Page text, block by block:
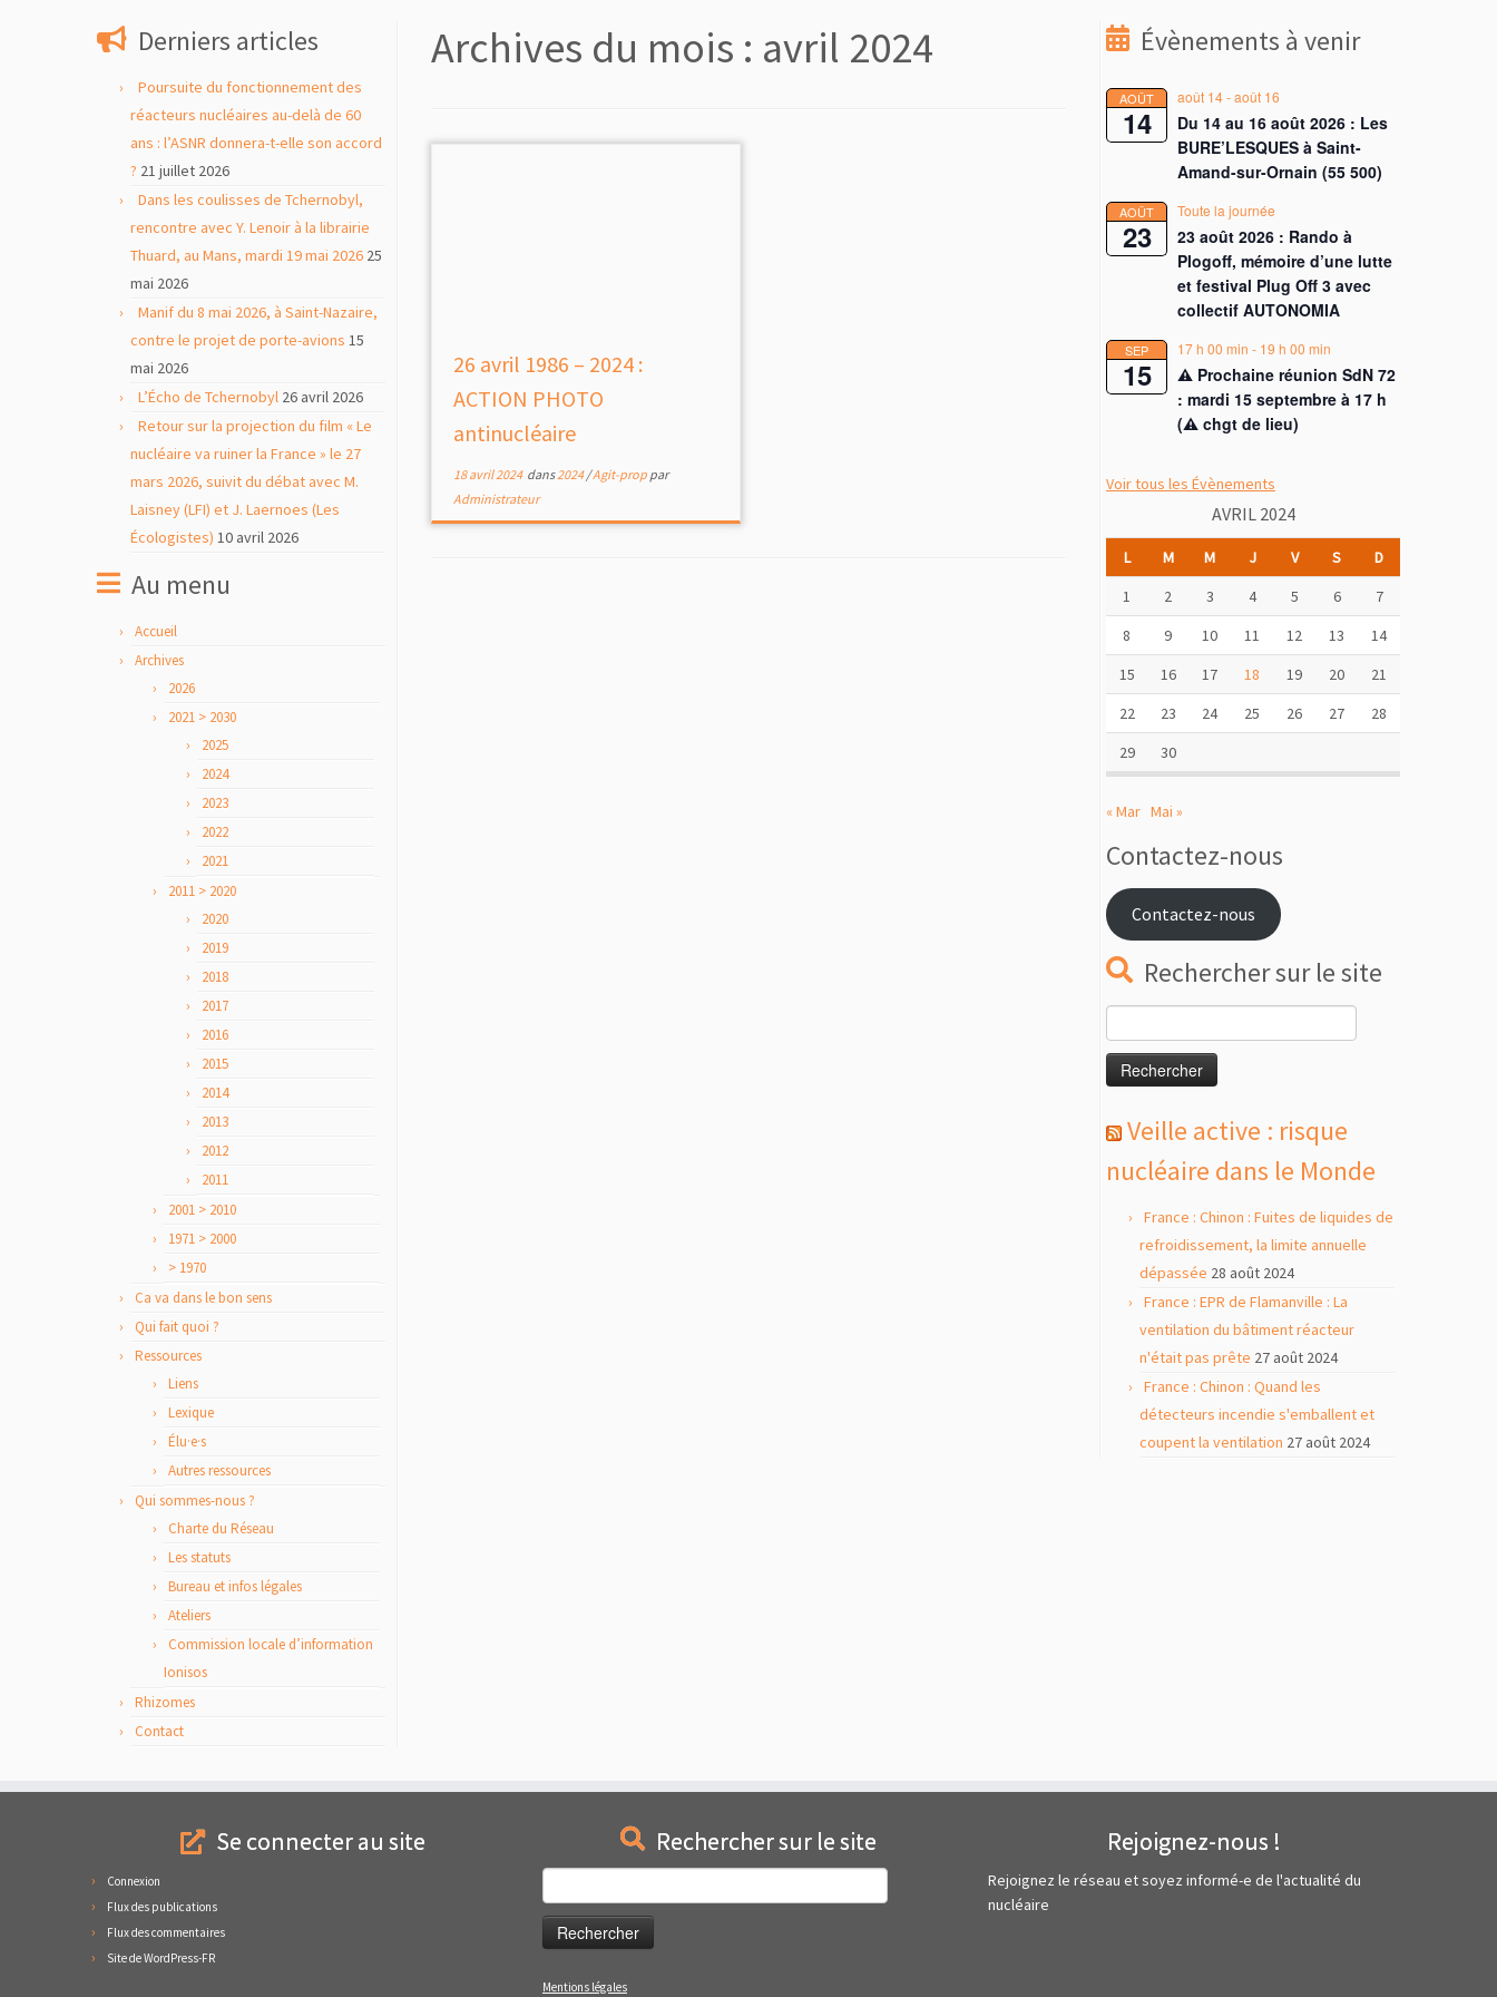
Derniers articles
Poursuite du fonctionnement des
réacteurs nucléaires au-delà de 60
ans : l’ASNR donnera-t-elle son accord
? 21 juillet 2026
Dans les coulisses de Tchernobyl,
rencontre avec Y. Lenoir à la librairie
Thuard, au Mans, mardi 19 mai 2026 25
mai 2026
Manif du 8 mai 2026, à Saint-Nazaire,
contre le projet de porte-avions 15
mai 2026
L’Écho de Tchernobyl 26 avril 2026
Retour sur la projection du film « Le
nucléaire va ruiner la France » le 27
mars 2026, suivit du débat avec M.
Laisney (LFI) et J. Laernoes (Les
Écologistes) 10 avril 2026
Au menu
Accueil
Archives
2026
2021 > 2030
2025
2024
2023
2022
2021
2011 > 2020
2020
2019
2018
2017
2016
2015
2014
2013
2012
2011
2001 > 2010
1971 > 2000
> 1970
Ca va dans le bon sens
Qui fait quoi ?
Ressources
Liens
Lexique
Élu·e·s
Autres ressources
Qui sommes-nous ?
Charte du Réseau
Les statuts
Bureau et infos légales
Ateliers
Commission locale d’information
Ionisos
Rhizomes
Contact
Archives du mois : avril 2024
26 avril 1986 – 2024 :
ACTION PHOTO
antinucléaire
18 avril 2024dans2024/Agit-prop par
Administrateur
Évènements à venir
AOÛT
14
août 14-août 16
Du 14 au 16 août 2026 : Les
BURE’LESQUES à Saint-
Amand-sur-Ornain (55 500)
AOÛT
23
Toute la journée
23 août 2026 : Rando à
Plogoff, mémoire d’une lutte
et festival Plug Off 3 avec
collectif AUTONOMIA
SEP
15
17 h 00 min - 19 h 00 min
⚠︎ Prochaine réunion SdN 72
: mardi 15 septembre à 17 h
(⚠︎ chgt de lieu)
Voir tous les Évènements
AVRIL 2024
L M M J V S
D
1
2 3 4 5 6
7
8
9 10 11 12 13
14
15
16 17 18 19 20
21
22
23 24 25 26 27
28
29
30
« Mar Mai »
Contactez-nous
Contactez-nous
Rechercher sur le site
Veille active : risque
nucléaire dans le Monde
France : Chinon : Fuites de liquides de
refroidissement, la limite annuelle
dépassée 28 août 2024
France : EPR de Flamanville : La
ventilation du bâtiment réacteur
n'était pas prête 27 août 2024
France : Chinon : Quand les
détecteurs incendie s'emballent et
coupent la ventilation 27 août 2024
Se connecter au site
Connexion
Flux des publications
Flux des commentaires
Site de WordPress-FR
Rechercher sur le site
Mentions légales
Rejoignez-nous !
Rejoignez le réseau et soyez informé-e de l'actualité du
nucléaire